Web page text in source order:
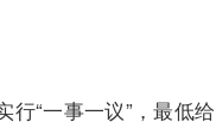
“一事一议”，最低给